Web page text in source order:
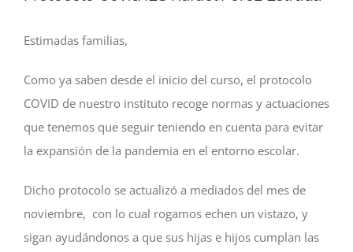
Estimadas familias,
Como ya saben desde el inicio del curso, el protocolo
COVID de nuestro instituto recoge normas y actuaciones
que tenemos que seguir teniendo en cuenta para evitar
la expansión de la pandemia en el entorno escolar.
Dicho protocolo se actualizó a mediados del mes de
noviembre, con lo cual rogamos echen un vistazo, y
sigan ayudándonos a que sus hijas e hijos cumplan las